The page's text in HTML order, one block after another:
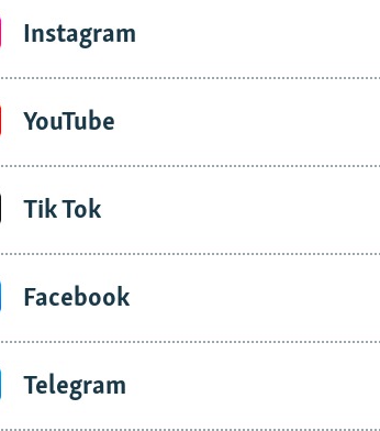
Instagram
YouTube
Tik Tok
Facebook
Telegram